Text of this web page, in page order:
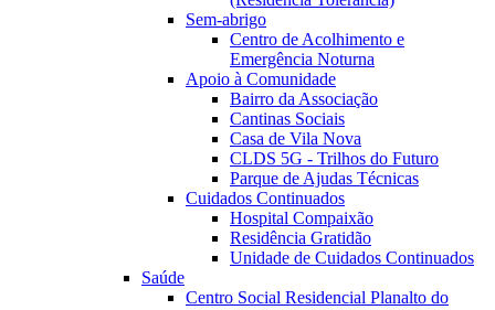
Sem-abrigo
Centro de Acolhimento e
Emergência Noturna
Apoio à Comunidade
Bairro da Associação
Cantinas Sociais
Casa de Vila Nova
CLDS 5G - Trilhos do Futuro
Parque de Ajudas Técnicas
Cuidados Continuados
Hospital Compaixão
Residência Gratidão
Unidade de Cuidados Continuados
Saúde
Centro Social Residencial Planalto do